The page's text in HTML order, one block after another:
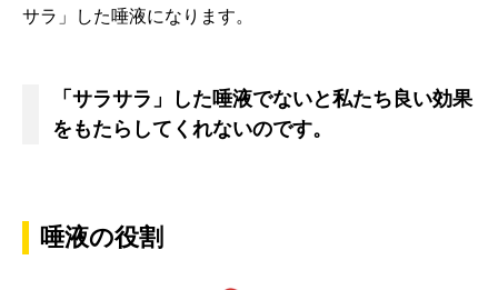
サラ」した唾液になります。
「サラサラ」した唾液でないと私たち良い効果
をもたらしてくれないのです。
唾液の役割